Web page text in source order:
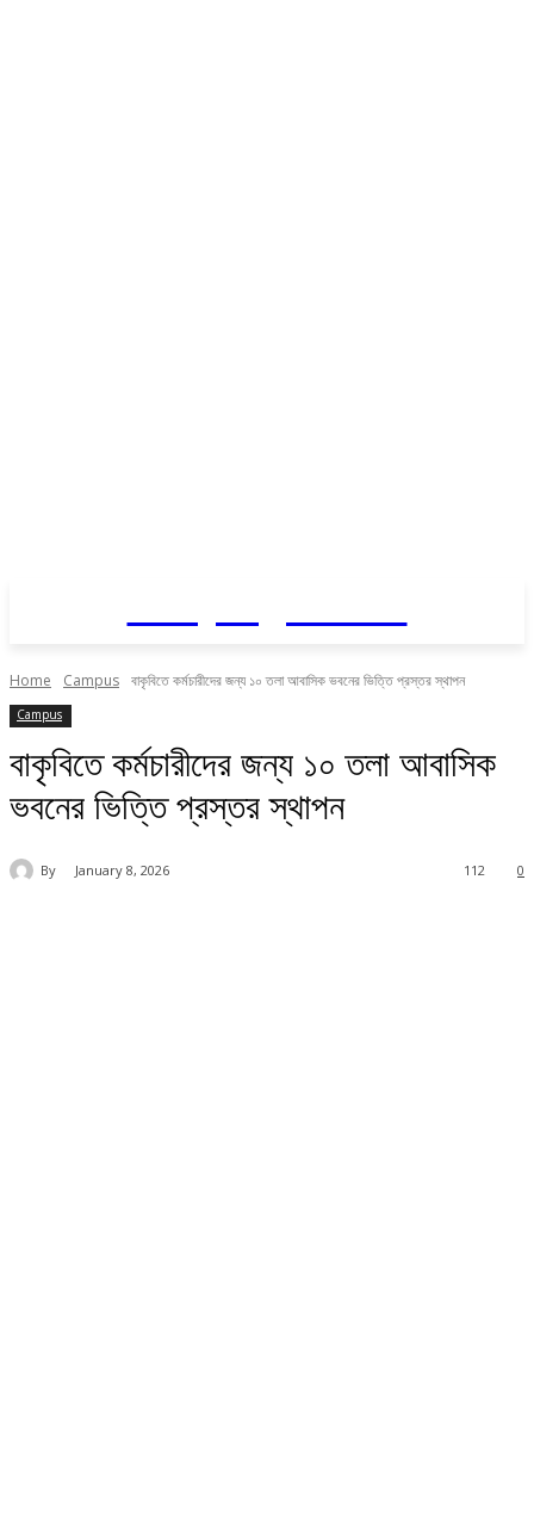
Home Campus বাকৃবিতে কর্মচারীদের জন্য ১০ তলা আবাসিক ভবনের ভিত্তি প্রস্তর স্থাপন
Campus
বাকৃবিতে কর্মচারীদের জন্য ১০ তলা আবাসিক
ভবনের ভিত্তি প্রস্তর স্থাপন
By January 8, 2026 0
112